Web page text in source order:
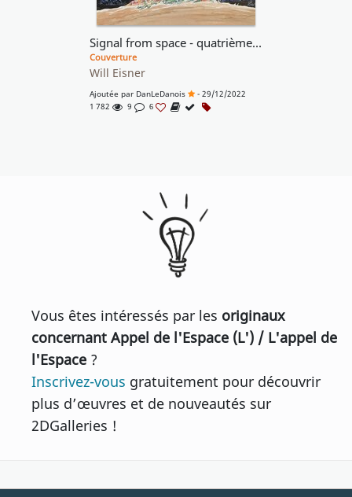
Signal from space - quatrième de couverture
Couverture
Will Eisner
Ajoutée par DanLeDanois
- 29/12/2022
1 782
9 6
Vous êtes intéressés par les originaux
concernant Appel de l'Espace (L') / L'appel de
l'Espace ?
Inscrivez-vous gratuitement pour découvrir
plus d’œuvres et de nouveautés sur
2DGalleries !